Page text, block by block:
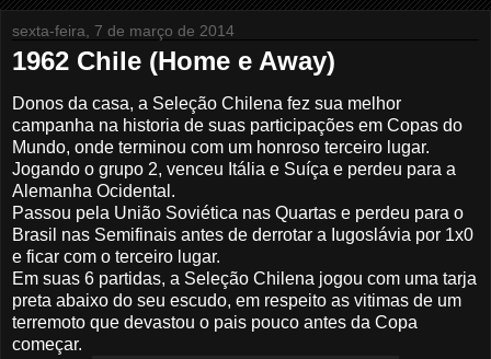
sexta-feira, 7 de março de 2014
1962 Chile (Home e Away)
Donos da casa, a Seleção Chilena fez sua melhor
campanha na historia de suas participações em Copas do
Mundo, onde terminou com um honroso terceiro lugar.
Jogando o grupo 2, venceu Itália e Suíça e perdeu para a
Alemanha Ocidental.
Passou pela União Soviética nas Quartas e perdeu para o
Brasil nas Semifinais antes de derrotar a Iugoslávia por 1x0
e ficar com o terceiro lugar.
Em suas 6 partidas, a Seleção Chilena jogou com uma tarja
preta abaixo do seu escudo, em respeito as vitimas de um
terremoto que devastou o pais pouco antes da Copa
começar.